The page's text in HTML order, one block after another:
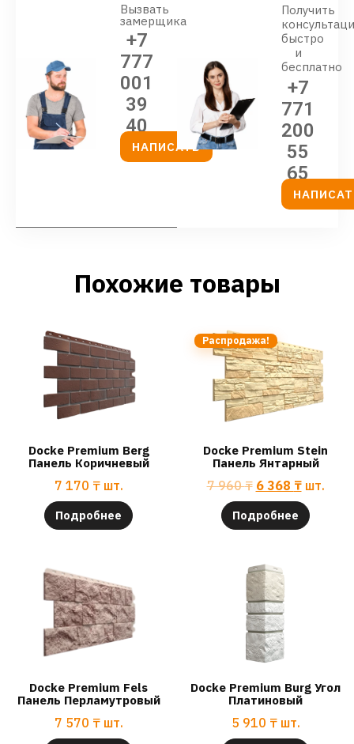
Вызвать
замерщика
+7
777
001
39
40
НАПИСАТЬ
Получить
быстро
и
бесплатно
+7
771
200
55
65
Похожие товары
Docke Premium Berg
Панель Коричневый
7 170 ₸ шт.
Подробнее
Распродажа!
Docke Premium Stein
Панель Янтарный
7 960₸ 6 368 ₸ шт.
Подробнее
Docke Premium Fels
Панель Перламутровый
7 570 ₸ шт.
Docke Premium Burg Угол
Платиновый
5 910 ₸ шт.